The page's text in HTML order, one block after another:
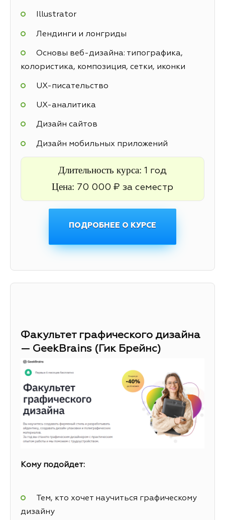
Illustrator
Лендинги и лонгриды
Основы веб-дизайна: типографика,
колористика, композиция, сетки, иконки
UX-писательство
UX-аналитика
Дизайн сайтов
Дизайн мобильных приложений
Длительность курса: 1 год
Цена: 70 000 ₽ за семестр
ПОДРОБНЕЕ О КУРСЕ
Факультет графического дизайна
— GeekBrains (Гик Брейнс)
Кому подойдет:
Тем, кто хочет научиться графическому
дизайну